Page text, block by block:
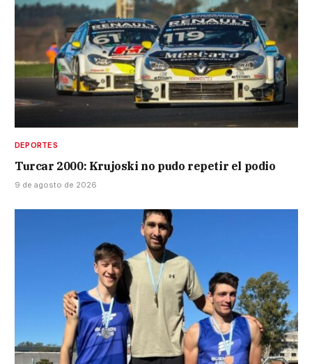
DEPORTES
Turcar 2000: Krujoski no pudo repetir el podio
9 de agosto de 2026